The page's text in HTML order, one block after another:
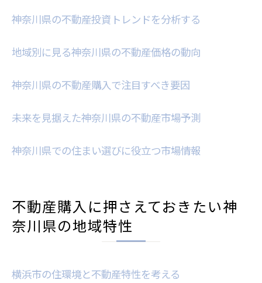
神奈川県内のエリア別住環境の違い
海と山に囲まれた地域特性を活かした住ま
い選び
神奈川県での地域特性を考慮した不動産購
豊かな自然と利便性が魅力の神奈川県での不動
自然との共生が魅力の湘南エリア不動産
通勤便利な神奈川県内の住まい探し
自然環境を活かした神奈川県の暮らし方
産選び
神奈川県の不動産投資トレンドを分析する
地域別に見る神奈川県の不動産価格の動向
神奈川県の不動産購入で注目すべき要因
未来を見据えた神奈川県の不動産市場予測
神奈川県での住まい選びに役立つ市場情報
不動産購入に押さえておきたい神
奈川県の地域特性
横浜市の住環境と不動産特性を考える